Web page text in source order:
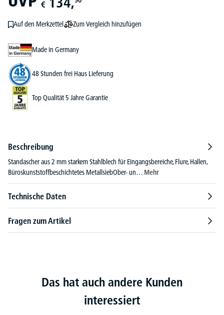
€
Auf den Merkzettel Zum Vergleich hinzufügen
Made in Germany
48 Stunden frei Haus Lieferung
Top Qualität 5 Jahre Garantie
Beschreibung
Standascher aus 2 mm starkem Stahlblech für Eingangsbereiche, Flure, Hallen,
Büroskunststoffbeschichtetes MetallsiebOber- un… Mehr
Technische Daten
Fragen zum Artikel
Das hat auch andere Kunden
interessiert